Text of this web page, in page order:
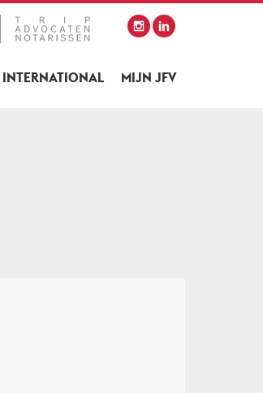
INTERNATIONAL MIJN JFV